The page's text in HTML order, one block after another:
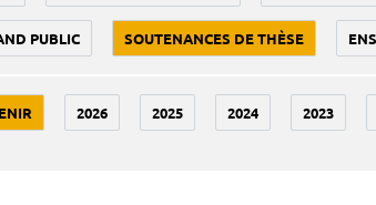
PUBLIC SOUTENANCES DE THÈSE
2026 2025 2024 2023